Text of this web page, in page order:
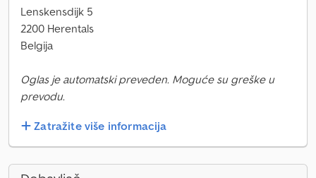
Lenskensdijk 5
2200 Herentals
Belgija
Oglas je automatski preveden. Moguće su greške u
prevodu.
Zatražite više informacija